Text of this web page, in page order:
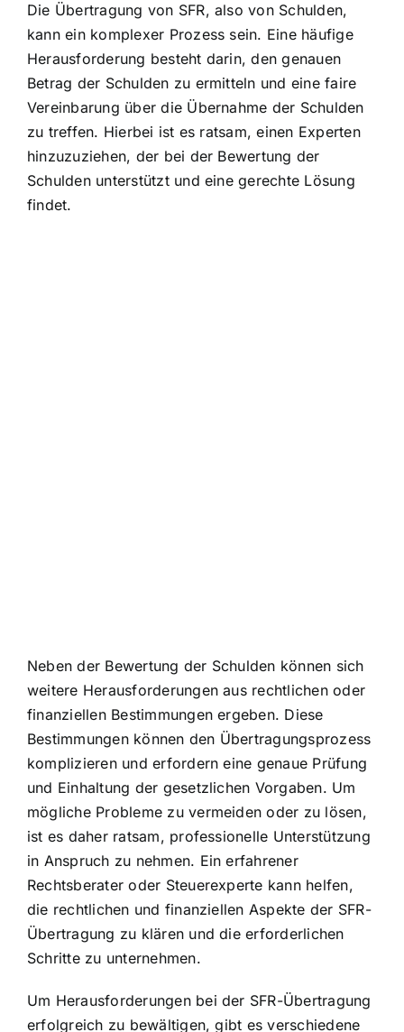
Die Übertragung von SFR, also von Schulden,
kann ein komplexer Prozess sein. Eine häufige
Herausforderung besteht darin, den genauen
Betrag der Schulden zu ermitteln und eine faire
Vereinbarung über die Übernahme der Schulden
zu treffen. Hierbei ist es ratsam, einen Experten
hinzuzuziehen, der bei der Bewertung der
Schulden unterstützt und eine gerechte Lösung
findet.
Neben der Bewertung der Schulden können sich
weitere Herausforderungen aus rechtlichen oder
finanziellen Bestimmungen ergeben. Diese
Bestimmungen können den Übertragungsprozess
komplizieren und erfordern eine genaue Prüfung
und Einhaltung der gesetzlichen Vorgaben. Um
mögliche Probleme zu vermeiden oder zu lösen,
ist es daher ratsam, professionelle Unterstützung
in Anspruch zu nehmen. Ein erfahrener
Rechtsberater oder Steuerexperte kann helfen,
die rechtlichen und finanziellen Aspekte der SFR-
Übertragung zu klären und die erforderlichen
Schritte zu unternehmen.
Um Herausforderungen bei der SFR-Übertragung
erfolgreich zu bewältigen, gibt es verschiedene